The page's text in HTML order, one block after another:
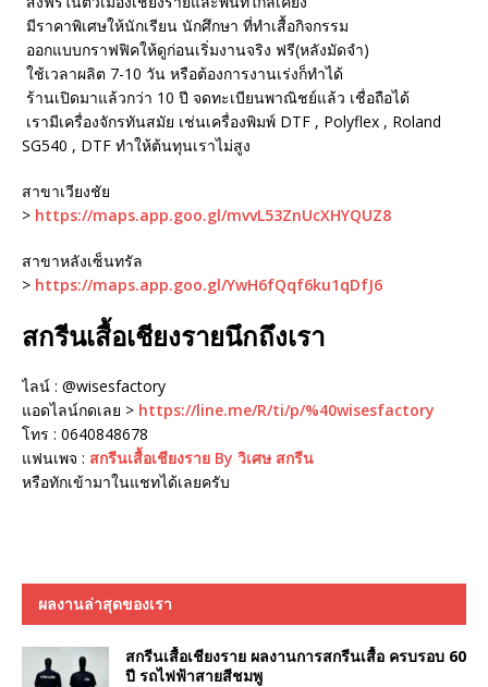
มีราคาพิเศษให้นักเรียน นักศึกษา ที่ทำเสื้อกิจกรรม
ออกแบบกราฟฟิคให้ดูก่อนเริ่มงานจริง ฟรี(หลังมัดจำ)
ใช้เวลาผลิต 7-10 วัน หรือต้องการงานเร่งก็ทำได้
ร้านเปิดมาแล้วกว่า 10 ปี จดทะเบียนพาณิชย์แล้ว เชื่อถือได้
เรามีเครื่องจักรทันสมัย เช่นเครื่องพิมพ์ DTF , Polyflex , Roland
SG540 , DTF ทำให้ต้นทุนเราไม่สูง
สาขาเวียงชัย
> https://maps.app.goo.gl/mvvL53ZnUcXHYQUZ8
สาขาหลังเซ็นทรัล
> https://maps.app.goo.gl/YwH6fQqf6ku1qDfJ6
สกรีนเสื้อเชียงรายนึกถึงเรา
ไลน์ : @wisesfactory
แอดไลน์กดเลย > https://line.me/R/ti/p/%40wisesfactory
โทร : 0640848678
แฟนเพจ : สกรีนเสื้อเชียงราย By วิเศษ สกรีน
หรือทักเข้ามาในแชทได้เลยครับ
ผลงานล่าสุดของเรา
สกรีนเสื้อเชียงราย ผลงานการสกรีนเสื้อ ครบรอบ 60
ปี รถไฟฟ้าสายสีชมพู